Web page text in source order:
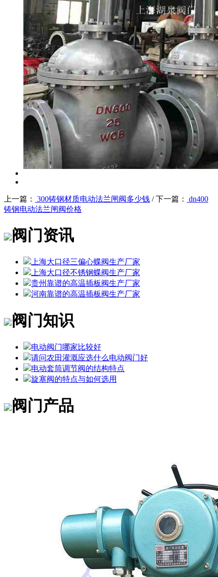
上一篇： 300铸钢材质电动法兰闸阀多少钱 / 下一篇：
dn400
铸钢电动法兰闸阀价格
阀门资讯
上海大口径三偏心蝶阀生产厂家
上海大口径不锈钢蝶阀生产厂家
贵州靠谱的高温插板阀生产厂家
河南靠谱的高温插板阀生产厂家
阀门知识
电动阀门哪家比较好
请问农田灌溉应选什么电动阀门好
电动套筒调节阀的结构特点
旋塞阀的特点与如何选用
阀门产品